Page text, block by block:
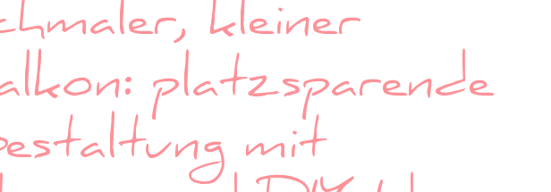
kleiner
platzsparende
mit